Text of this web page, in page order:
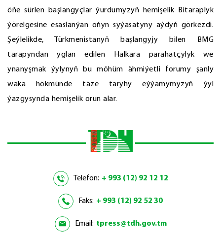
öňe sürlen başlangyçlar ýurdumyzyň hemişelik Bitaraplyk
ýörelgesine esaslanýan oňyn syýasatyny aýdyň görkezdi.
Şeýlelikde, Türkmenistanyň başlangyjy bilen BMG
tarapyndan yglan edilen Halkara parahatçylyk we
ynanyşmak ýylynyň bu möhüm ähmiýetli forumy şanly
waka hökmünde täze taryhy eýýamymyzyň ýyl
ýazgysynda hemişelik orun alar.
Telefon: + 993 (12) 92 12 12
Faks: + 993 (12) 92 52 30
Email: tpress@tdh.gov.tm